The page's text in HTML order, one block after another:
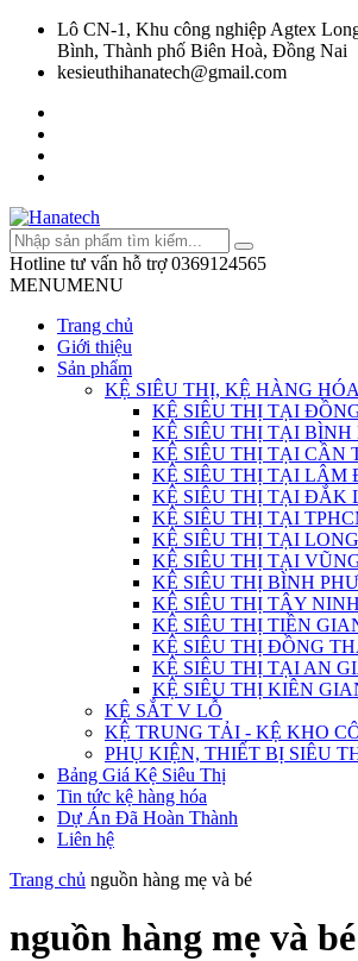
Lô CN-1, Khu công nghiệp Agtex
Bình, Thành phố Biên Hoà, Đồng Nai
kesieuthihanatech@gmail.com
Hotline tư vấn hỗ trợ 0369124565
MENUMENU
Trang chủ
Giới thiệu
Sản phẩm
KỆ SIÊU THỊ, KỆ HÀNG HÓA
KỆ SIÊU THỊ TẠI
KỆ SIÊU THỊ TẠI BÌNH
KỆ SIÊU THỊ TẠI CẦN
KỆ SIÊU THỊ TẠI LÂM
KỆ SIÊU THỊ TẠI ĐẮK
KỆ SIÊU THỊ TẠI
KỆ SIÊU THỊ TẠI
KỆ SIÊU THỊ TẠI
KỆ SIÊU THỊ BÌNH
KỆ SIÊU THỊ TÂY NINH
KỆ SIÊU THỊ TIỀN
KỆ SIÊU THỊ ĐỒNG
KỆ SIÊU THỊ TẠI AN
KỆ SIÊU THỊ KIÊN
KỆ SẮT V LỖ
KỆ TRUNG TẢI - KỆ KHO
PHỤ KIỆN, THIẾT BỊ SIÊU
Bảng Giá Kệ Siêu Thị
Tin tức kệ hàng hóa
Dự Án Đã Hoàn Thành
Liên hệ
Trang chủ nguồn hàng mẹ và bé
nguồn hàng mẹ và bé